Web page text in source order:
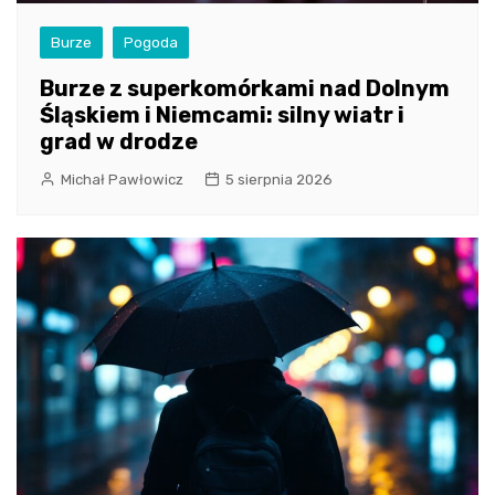
Burze Pogoda
Burze z superkomórkami nad Dolnym
Śląskiem i Niemcami: silny wiatr i
grad w drodze
Michał Pawłowicz 5 sierpnia 2026